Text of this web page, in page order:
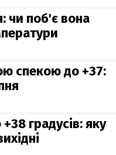
чи поб'є вона
спекою до +37:
градусів: яку